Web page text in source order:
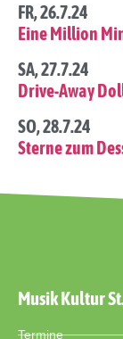
FR, 26.7.24
Eine Million
SA, 27.7.24
Drive-Away
SO, 28.7.24
Sterne zum
Musik Kultur
Termine